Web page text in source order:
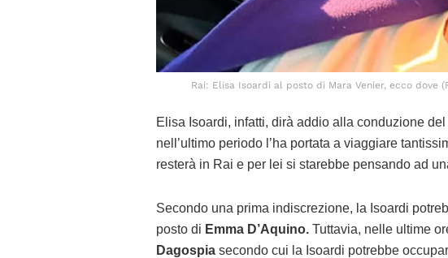
Rai: Elisa Isoardi al posto di Mara Venier, ecco dove
Elisa Isoardi, infatti, dirà addio alla conduzione
nell’ultimo periodo l’ha portata a viaggiare
resterà in Rai e per lei si starebbe pensando ad
Secondo una prima indiscrezione, la Isoardi
posto di Emma D’Aquino. Tuttavia, nelle ultime
Dagospia secondo cui la Isoardi potrebbe